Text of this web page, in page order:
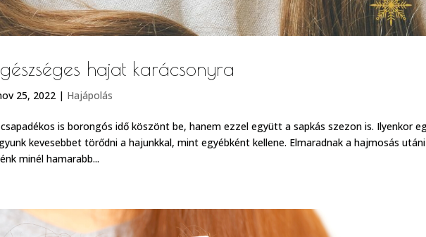
hajat karácsonyra
25, 2022 | Hajápolás
is borongós idő köszönt be, hanem ezzel együtt a sapkás szezon is. Ilyenkor
kevesebbet törődni a hajunkkal, mint egyébként kellene. Elmaradnak a hajmosás utáni
minél hamarabb...